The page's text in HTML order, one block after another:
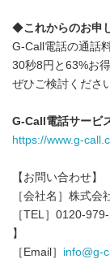
◆これからのお申
G-Call電話の通話
30秒8円と63%お
ぜひご検討くださ
G-Call電話サービ
https://www.g-
【お問い合わせ】
［会社名］株式会
［TEL］0120-
】
［Email］ info@g-